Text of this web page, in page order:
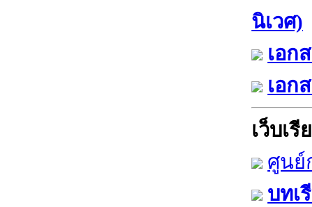
นิเวศ)
เอก
เอก
เว็บเรี
ศูนย์
บทเ